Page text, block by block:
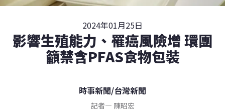
2024年01月25日
影響生殖能力、罹癌風險增 環團
籲禁含PFAS食物包裝
時事新聞/台灣新聞
記者— 陳昭宏